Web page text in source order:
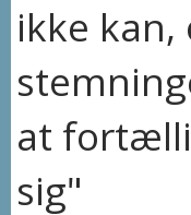
ikke kan,
at
sig"